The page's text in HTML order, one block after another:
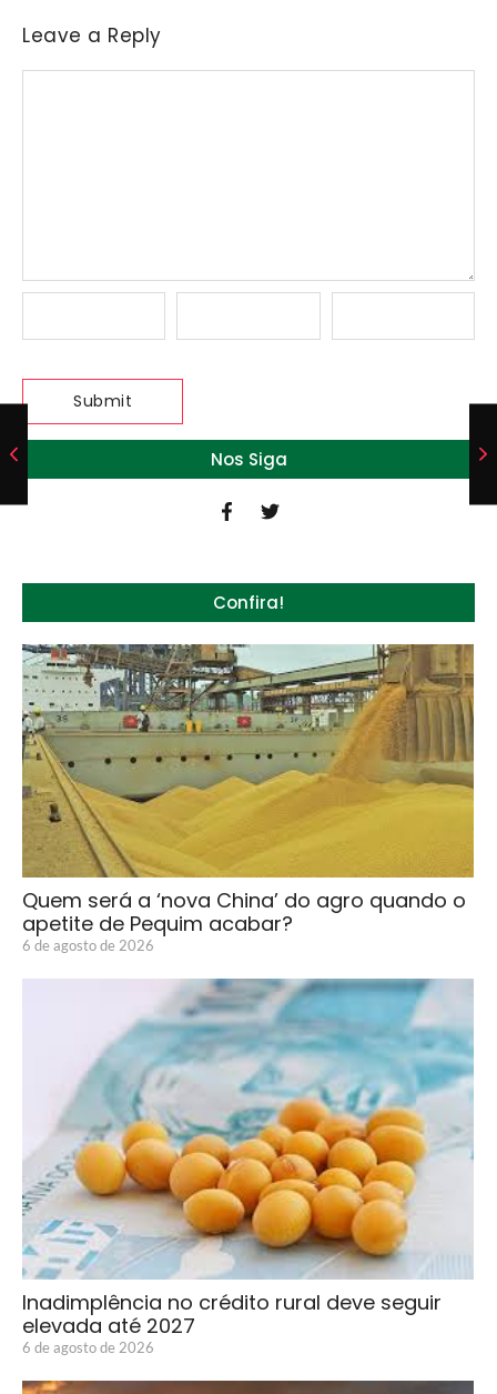
Leave a Reply
Nos Siga
Confira!
Quem será a ‘nova China’ do agro quando o
apetite de Pequim acabar?
6 de agosto de 2026
Inadimplência no crédito rural deve seguir
elevada até 2027
6 de agosto de 2026